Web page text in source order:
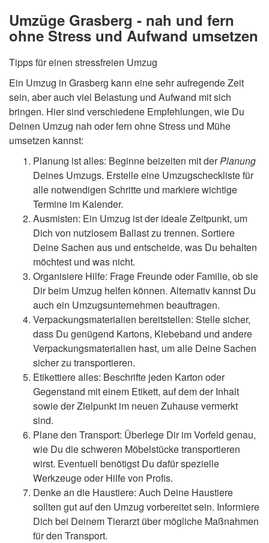
Umzüge Grasberg - nah und fern
ohne Stress und Aufwand umsetzen
Tipps für einen stressfreien Umzug
Ein Umzug in Grasberg kann eine sehr aufregende Zeit
sein, aber auch viel Belastung und Aufwand mit sich
bringen. Hier sind verschiedene Empfehlungen, wie Du
Deinen Umzug nah oder fern ohne Stress und Mühe
umsetzen kannst:
Planung ist alles: Beginne beizeiten mit derPlanung
Deines Umzugs. Erstelle eine Umzugscheckliste für
alle notwendigen Schritte und markiere wichtige
Termine im Kalender.
Ausmisten: Ein Umzug ist der ideale Zeitpunkt, um
Dich von nutzlosem Ballast zu trennen. Sortiere
Deine Sachen aus und entscheide, was Du behalten
möchtest und was nicht.
Organisiere Hilfe: Frage Freunde oder Familie, ob sie
Dir beim Umzug helfen können. Alternativ kannst Du
auch ein Umzugsunternehmen beauftragen.
Verpackungsmaterialien bereitstellen: Stelle sicher,
dass Du genügend Kartons, Klebeband und andere
Verpackungsmaterialien hast, um alle Deine Sachen
sicher zu transportieren.
Etikettiere alles: Beschrifte jeden Karton oder
Gegenstand mit einem Etikett, auf dem der Inhalt
sowie der Zielpunkt im neuen Zuhause vermerkt
sind.
Plane den Transport: Überlege Dir im Vorfeld genau,
wie Du die schweren Möbelstücke transportieren
wirst. Eventuell benötigst Du dafür spezielle
Werkzeuge oder Hilfe von Profis.
Denke an die Haustiere: Auch Deine Haustiere
sollten gut auf den Umzug vorbereitet sein. Informiere
Dich bei Deinem Tierarzt über mögliche Maßnahmen
für den Transport.